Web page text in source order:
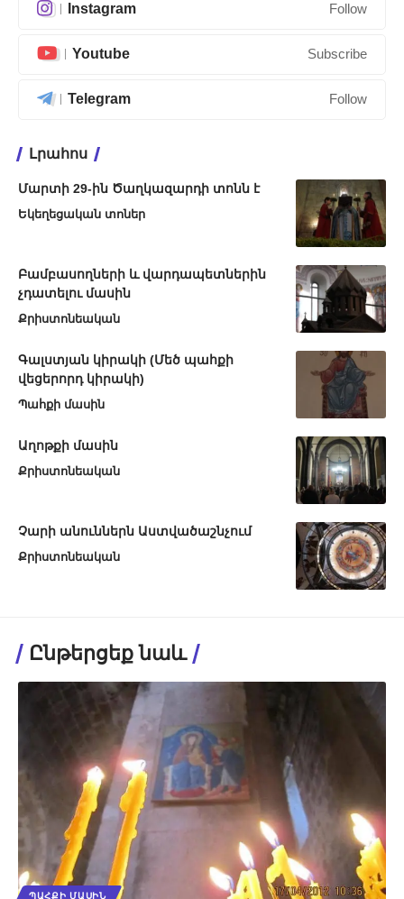
Instagram Follow
Youtube Subscribe
Telegram Follow
Լրահոս
Մարտի 29-ին Ծաղկազարդի տոնն է
Եկեղեցական տոներ
Բամբասողների և վարդապետներին
չդատելու մասին
Քրիստոնեական
Գալստյան կիրակի (Մեծ պահքի
վեցերորդ կիրակի)
Պահքի մասին
Աղոթքի մասին
Քրիստոնեական
Չարի անուններն Աստվածաշնչում
Քրիստոնեական
Ընթերցեք նաև
ՊԱՀՔԻ ՄԱՍԻՆ